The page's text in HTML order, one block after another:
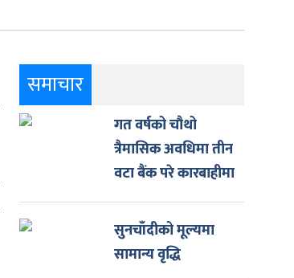
समाचार
गत वर्षको चौथो
त्रैमासिक अवधिमा तीन
वटा बैंक परे कारबाहीमा
सुनचाँदीको मूल्यमा
सामान्य वृद्धि